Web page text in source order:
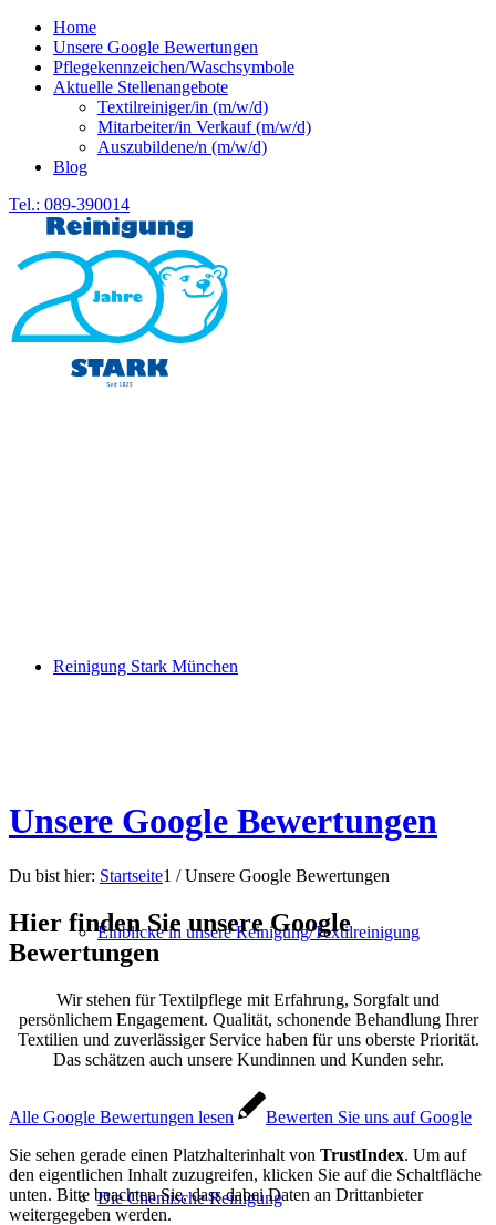
Home
Unsere Google Bewertungen
Pflegekennzeichen/Waschsymbole
Aktuelle Stellenangebote
Textilreiniger/in (m/w/d)
Mitarbeiter/in Verkauf (m/w/d)
Auszubildene/n (m/w/d)
Blog
Tel.: 089-390014
Reinigung Stark München
Einblicke in unsere Reinigung/Textilreinigung
Die Chemische Reinigung
Unsere Google Bewertungen
Du bist hier: Startseite1 / Unsere Google Bewertungen
Hier finden Sie unsere Google
Bewertungen
Wir stehen für Textilpflege mit Erfahrung, Sorgfalt und
persönlichem Engagement. Qualität, schonende Behandlung Ihrer
Textilien und zuverlässiger Service haben für uns oberste Priorität.
Das schätzen auch unsere Kundinnen und Kunden sehr.
Alle Google Bewertungen lesen
Bewerten Sie uns auf Google
Sie sehen gerade einen Platzhalterinhalt von TrustIndex. Um auf
den eigentlichen Inhalt zuzugreifen, klicken Sie auf die Schaltfläche
unten. Bitte beachten Sie, dass dabei Daten an Drittanbieter
weitergegeben werden.